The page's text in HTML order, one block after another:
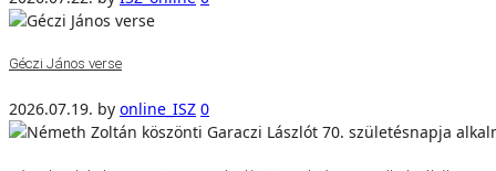
Géczi János verse
2026.07.19. by online_ISZ 0